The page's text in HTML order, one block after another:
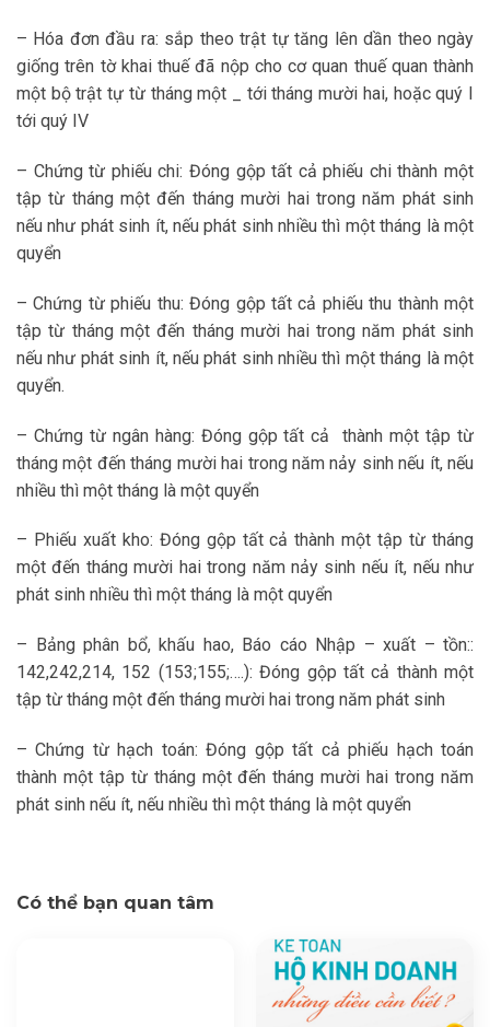
– Hóa đơn đầu ra: sắp theo trật tự tăng lên dần theo ngày
giống trên tờ khai thuế đã nộp cho cơ quan thuế quan thành
một bộ trật tự từ tháng một _ tới tháng mười hai, hoặc quý I
tới quý IV
– Chứng từ phiếu chi: Đóng gộp tất cả phiếu chi thành một
tập từ tháng một đến tháng mười hai trong năm phát sinh
nếu như phát sinh ít, nếu phát sinh nhiều thì một tháng là một
quyển
– Chứng từ phiếu thu: Đóng gộp tất cả phiếu thu thành một
tập từ tháng một đến tháng mười hai trong năm phát sinh
nếu như phát sinh ít, nếu phát sinh nhiều thì một tháng là một
quyển.
– Chứng từ ngân hàng: Đóng gộp tất cả thành một tập từ
tháng một đến tháng mười hai trong năm nảy sinh nếu ít, nếu
nhiều thì một tháng là một quyển
– Phiếu xuất kho: Đóng gộp tất cả thành một tập từ tháng
một đến tháng mười hai trong năm nảy sinh nếu ít, nếu như
phát sinh nhiều thì một tháng là một quyển
– Bảng phân bổ, khấu hao, Báo cáo Nhập – xuất – tồn::
142,242,214, 152 (153;155;….): Đóng gộp tất cả thành một
tập từ tháng một đến tháng mười hai trong năm phát sinh
– Chứng từ hạch toán: Đóng gộp tất cả phiếu hạch toán
thành một tập từ tháng một đến tháng mười hai trong năm
phát sinh nếu ít, nếu nhiều thì một tháng là một quyển
Có thể bạn quan tâm